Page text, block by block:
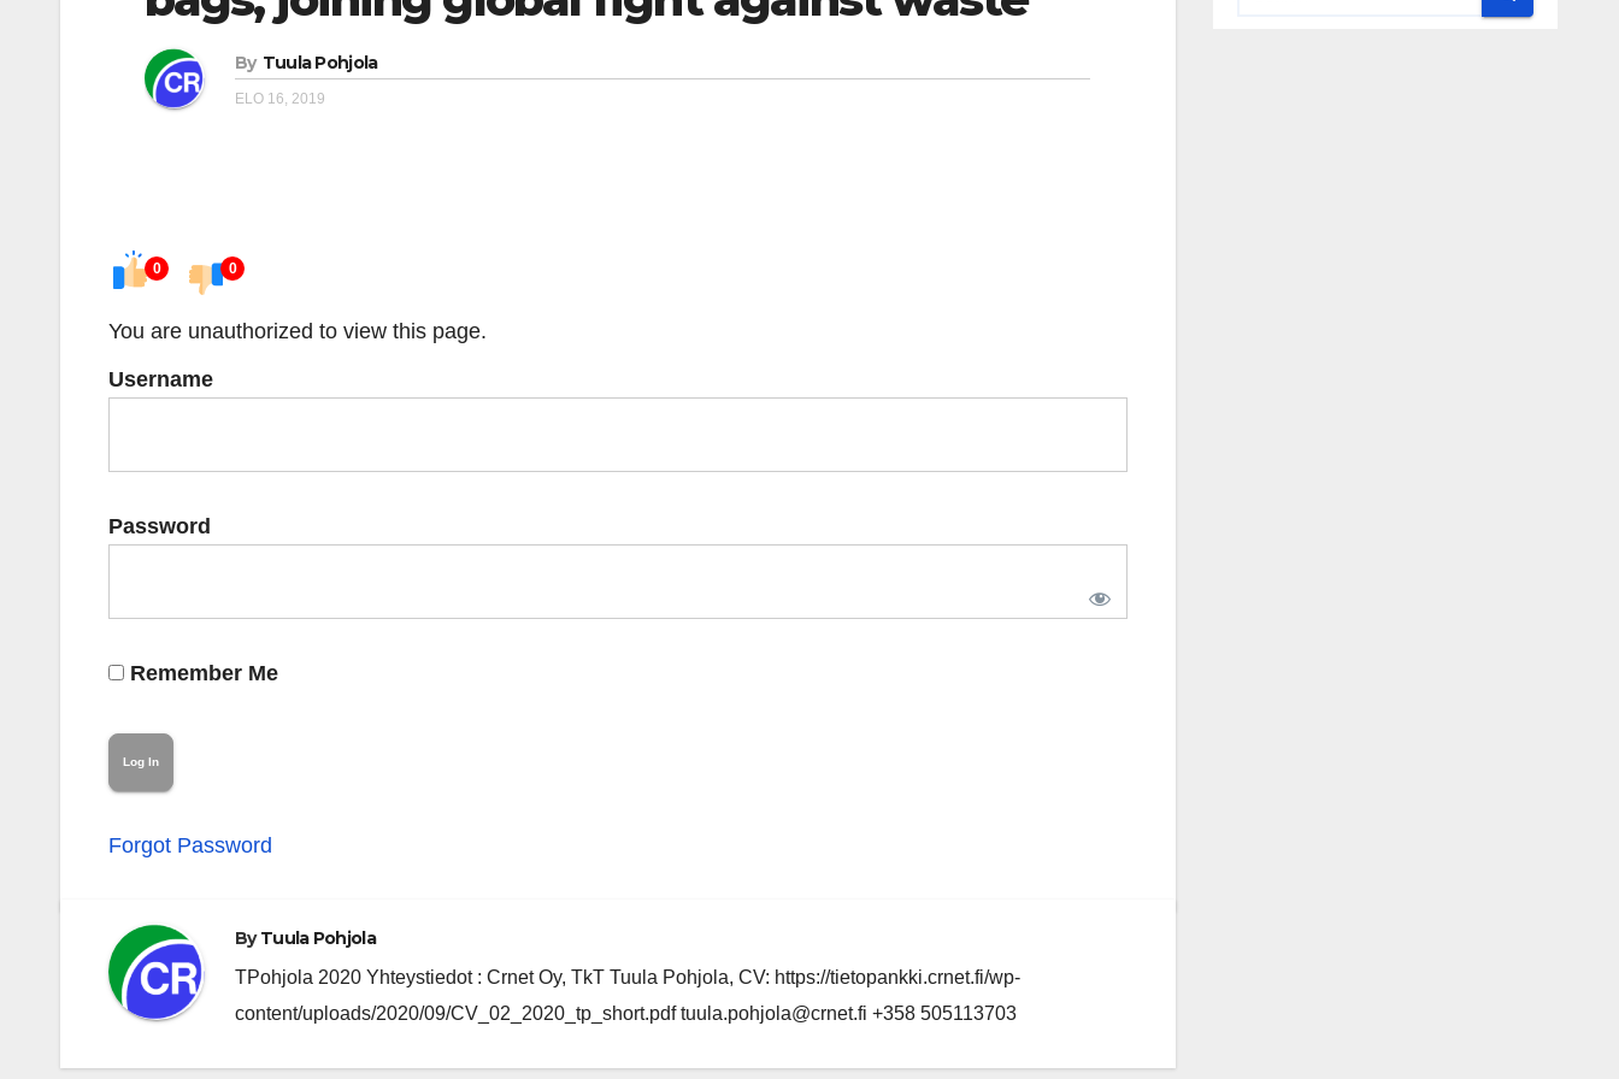
By Tuula Pohjola
ELO 16, 2019
0 0
You are unauthorized to view this page.
Username
Password
Remember Me
Forgot Password
ByTuula Pohjola
TPohjola 2020 Yhteystiedot : Crnet Oy, TkT Tuula Pohjola, CV: https://tietopankki.crnet.fi/wp-
content/uploads/2020/09/CV_02_2020_tp_short.pdf tuula.pohjola@crnet.fi +358 505113703